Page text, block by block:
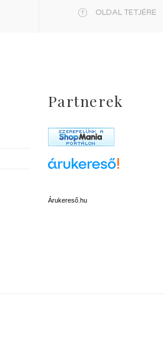
OLDAL TETJÉRE
Partnerek
Árukereső.hu